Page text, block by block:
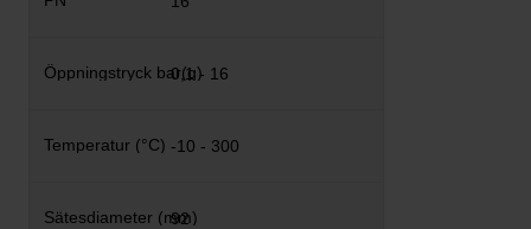
0,1 - 16
-10 - 300
92